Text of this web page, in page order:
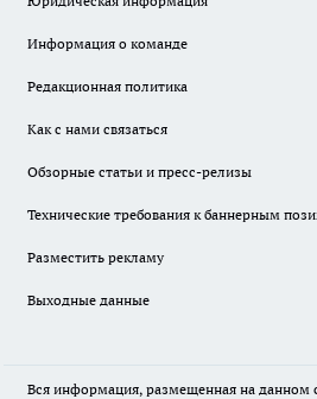
Информация о команде
Редакционная политика
Как с нами связаться
Обзорные статьи и пресс-релизы
Технические требования к баннерным
Разместить рекламу
Выходные данные
Вся информация, размещенная на данном